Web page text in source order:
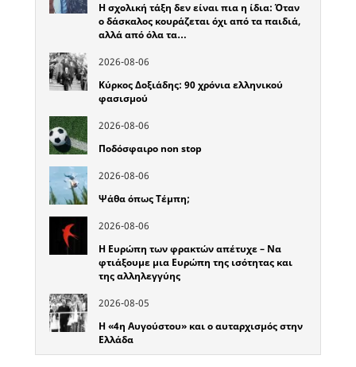
Η σχολική τάξη δεν είναι πια η ίδια: Όταν
ο δάσκαλος κουράζεται όχι από τα παιδιά,
αλλά από όλα τα…
2026-08-06
Κύρκος Δοξιάδης: 90 χρόνια ελληνικού
φασισμού
2026-08-06
Ποδόσφαιρο non stop
2026-08-06
Ψάθα όπως Τέμπη;
2026-08-06
Η Ευρώπη των φρακτών απέτυχε – Να
φτιάξουμε μια Ευρώπη της ισότητας και
της αλληλεγγύης
2026-08-05
Η «4η Αυγούστου» και ο αυταρχισμός στην
Ελλάδα